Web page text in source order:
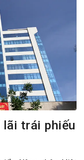
trái phiếu